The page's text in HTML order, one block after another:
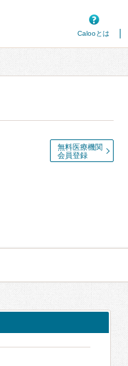
Calooとは
無料医療機関
会員登録